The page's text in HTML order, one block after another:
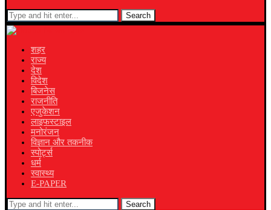
Search
शहर
राज्य
देश
विदेश
बिजनेस
राजनीति
एजुकेशन
लाइफस्टाइल
मनोरंजन
विज्ञान और तकनीक
स्पोर्ट्स
धर्म
स्वास्थ्य
E-PAPER
Search